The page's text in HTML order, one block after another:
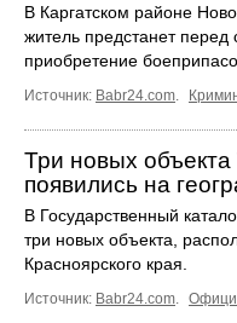
В Каргатском районе
житель предстанет перед
приобретение
Источник: Babr24.com.
Три новых
появились на
В Государственный
три новых объекта,
Красноярского края.
Источник: Babr24.com.